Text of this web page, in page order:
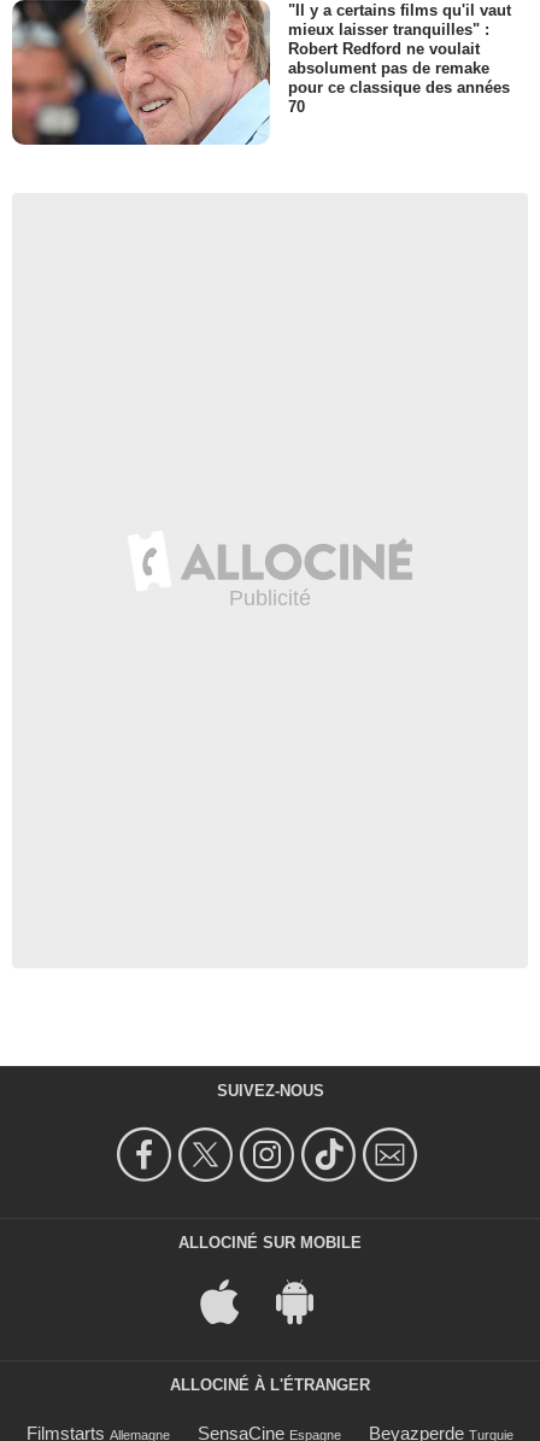
"Il y a certains films qu'il vaut
mieux laisser tranquilles" :
Robert Redford ne voulait
absolument pas de remake
pour ce classique des années
70
SUIVEZ-NOUS
ALLOCINÉ SUR MOBILE
ALLOCINÉ À L'ÉTRANGER
Filmstarts Allemagne SensaCine Espagne Beyazperde Turquie